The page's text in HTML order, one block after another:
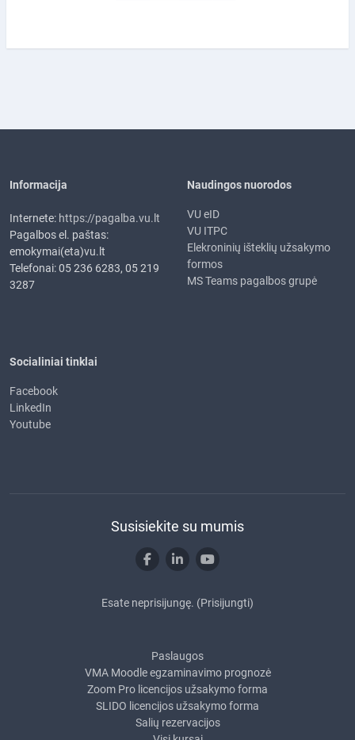
Informacija
Internete: https://pagalba.vu.lt
Pagalbos el. paštas:
emokymai(eta)vu.lt
Telefonai: 05 236 6283, 05 219
3287
Naudingos nuorodos
VU eID
VU ITPC
Elekroninių išteklių užsakymo
formos
MS Teams pagalbos grupė
Socialiniai tinklai
Facebook
LinkedIn
Youtube
Susisiekite su mumis
Esate neprisijungę. (Prisijungti)
Paslaugos
VMA Moodle egzaminavimo prognozė
Zoom Pro licencijos užsakymo forma
SLIDO licencijos užsakymo forma
Salių rezervacijos